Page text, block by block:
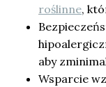
roślinne,
aby
Wsparcie